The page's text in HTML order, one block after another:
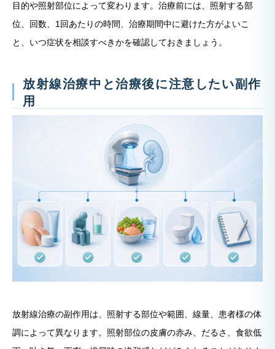
目的や照射部位によって変わります。治療前には、照射する部
位、回数、1回あたりの時間、治療期間中に避けた方がよいこ
と、いつ症状を相談すべきかを確認しておきましょう。
放射線治療中と治療後に注意したい副作
用
放射線治療の副作用は、照射する部位や範囲、線量、患者様の体
調によって異なります。照射部位の皮膚の赤み、だるさ、食欲低